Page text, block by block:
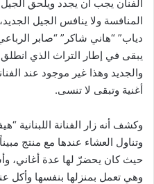
الفنان يجب أن يجدد ويلحق الجيل
المنافسة ولا ينافس الجيل
دياب” “هاني شاكر” “صابر
يبقى في إطار التراث الذي انطلق
والجديد وهذا غير موجود عند
أغنية وتبقى لا تنسى.
وكشف أنه زار الفنانة اللبنانية
وتناول العشاء عندها مع منتج
حيث كان يحضرّ لها عدة أغاني،
وهي تعمل بمنزلها بنفسها وأكل